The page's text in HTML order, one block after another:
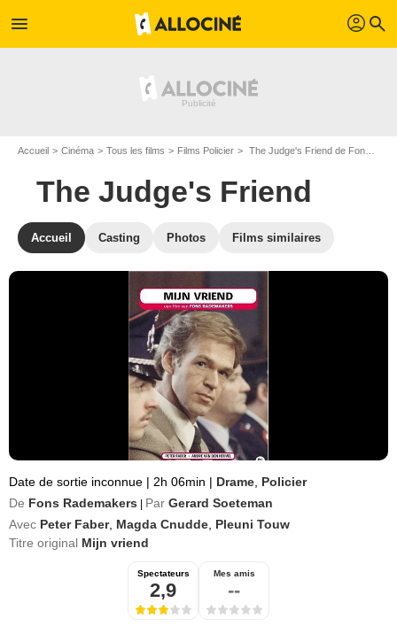
menu profil search
Accueil Cinéma Tous les films Films Policier The Judge's Friend de Fons Rademakers
The Judge's Friend
Accueil Casting Photos Films similaires
Date de sortie inconnue | 2h 06min | Drame Policier
De Fons Rademakers Par Gerard Soeteman
Avec Peter Faber, Magda Cnudde Pleuni Touw
Titre original Mijn vriend
Spectateurs
2,9
Mes amis
--